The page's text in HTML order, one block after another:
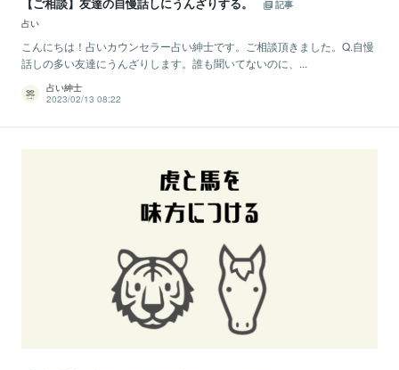
記事
占い
こんにちは！占いカウンセラー占い紳士です。ご相談頂きました。Q.自慢
話しの多い友達にうんざりします。誰も聞いてないのに、...
占い紳士
2023/02/13 08:22